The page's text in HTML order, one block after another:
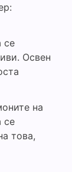
се
Освен
на
се
това,